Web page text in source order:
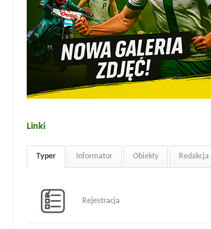
Linki
Typer Informator Obiekty Redakcja
Rejestracja